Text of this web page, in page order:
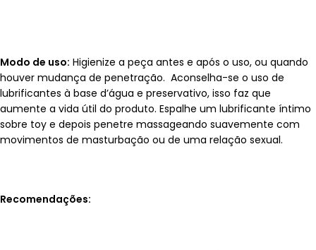
Modo de uso: Higienize a peça antes e após o uso, ou quando
houver mudança de penetração. Aconselha-se o uso de
lubrificantes à base d’água e preservativo, isso faz que
aumente a vida útil do produto. Espalhe um lubrificante íntimo
sobre toy e depois penetre massageando suavemente com
movimentos de masturbação ou de uma relação sexual.
Recomendações: